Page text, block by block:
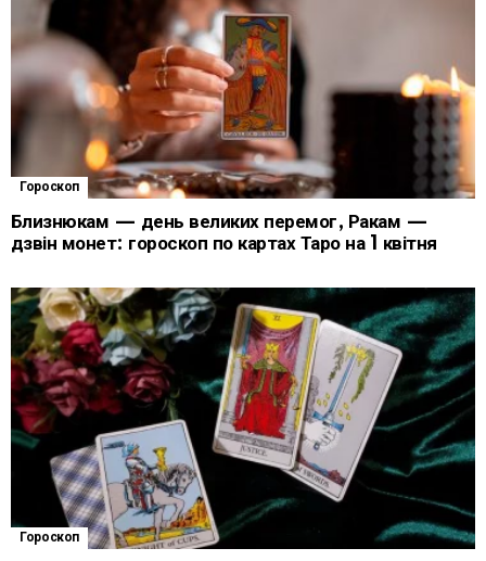
Гороскоп
Близнюкам — день великих перемог, Ракам —
дзвін монет: гороскоп по картах Таро на 1 квітня
Гороскоп